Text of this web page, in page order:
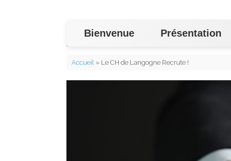
Bienvenue Présentation
Accueil » Le CH de Langogne Recrute !